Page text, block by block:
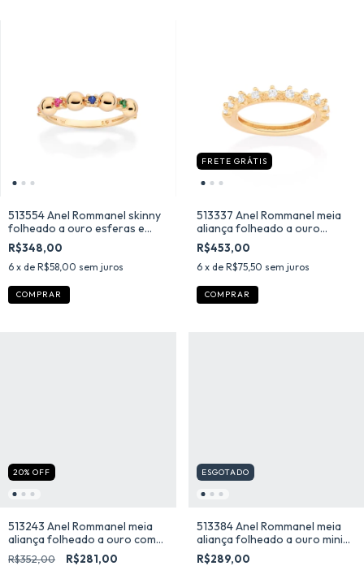
513554 Anel Rommanel skinny
folheado a ouro esferas e
zircônias coloridas
R$348,00
6 x de R$58,00 sem juros
COMPRAR
FRETE GRÁTIS
513337 Anel Rommanel meia
aliança folheado a ouro
granitado com zircônias
R$453,00
6 x de R$75,50 sem juros
COMPRAR
20% OFF
513243 Anel Rommanel meia
aliança folheado a ouro com
zircônias baguetes
R$352,00 R$281,00
ESGOTADO
513384 Anel Rommanel meia
aliança folheado a ouro mini
flores
R$289,00